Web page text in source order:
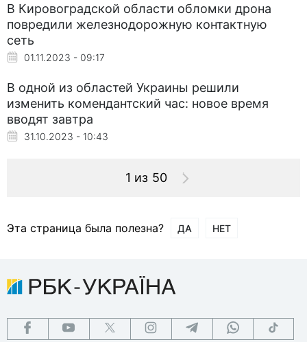
В Кировоградской области обломки дрона
повредили железнодорожную контактную
сеть
01.11.2023 - 09:17
В одной из областей Украины решили
изменить комендантский час: новое время
вводят завтра
31.10.2023 - 10:43
1 из 50
Эта страница была полезна? ДА НЕТ